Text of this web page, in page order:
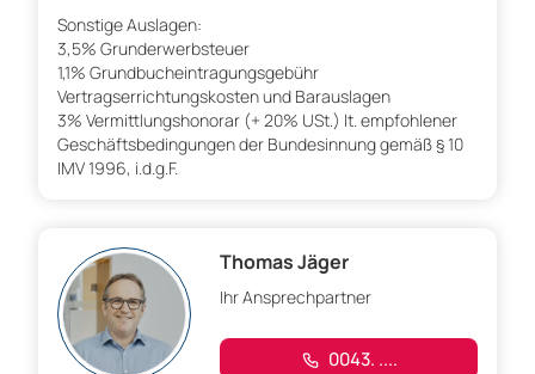
Sonstige Auslagen:
3,5% Grunderwerbsteuer
1,1% Grundbucheintragungsgebühr
Vertragserrichtungskosten und Barauslagen
3% Vermittlungshonorar (+ 20% USt.) lt. empfohlener
Geschäftsbedingungen der Bundesinnung gemäß § 10
IMV 1996, i.d.g.F.
Thomas Jäger
Ihr Ansprechpartner
0043. ....